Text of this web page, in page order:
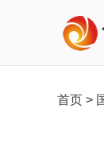
首页 >